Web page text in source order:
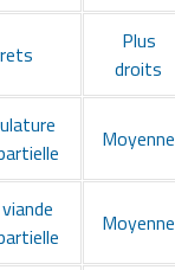
Plus
droits
Moyenne
Moyenne